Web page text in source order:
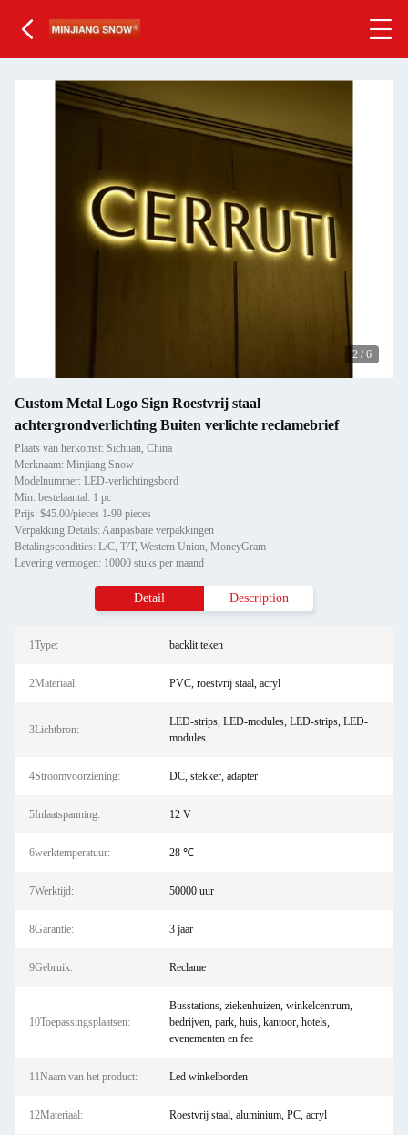
3 / 6
Custom Metal Logo Sign Roestvrij staal
achtergrondverlichting Buiten verlichte reclamebrief
Plaats van herkomst: Sichuan, China
Merknaam: Minjiang Snow
Modelnummer: LED-verlichtingsbord
Min. bestelaantal: 1 pc
Prijs: $45.00/pieces 1-99 pieces
Verpakking Details: Aanpasbare verpakkingen
Betalingscondities: L/C, T/T, Western Union, MoneyGram
Levering vermogen: 10000 stuks per maand
Detail Description
1Type: backlit teken
2Materiaal: PVC, roestvrij staal, acryl
3Lichtbron:
LED-strips, LED-modules, LED-strips, LED-
modules
4Stroomvoorziening: DC, stekker, adapter
5Inlaatspanning: 12 V
6werktemperatuur: 28 ℃
7Werktijd: 50000 uur
8Garantie: 3 jaar
9Gebruik: Reclame
10Toepassingsplaatsen:
Busstations, ziekenhuizen, winkelcentrum,
bedrijven, park, huis, kantoor, hotels,
evenementen en fee
11Naam van het product: Led winkelborden
12Materiaal: Roestvrij staal, aluminium, PC, acryl